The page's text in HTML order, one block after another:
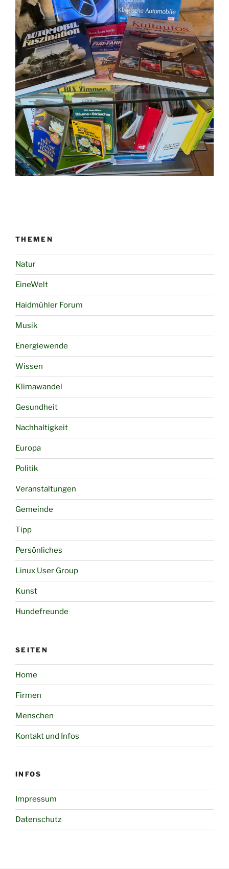
THEMEN
Natur
EineWelt
Haidmühler Forum
Musik
Energiewende
Wissen
Klimawandel
Gesundheit
Nachhaltigkeit
Europa
Politik
Veranstaltungen
Gemeinde
Tipp
Persönliches
Linux User Group
Kunst
Hundefreunde
SEITEN
Home
Firmen
Menschen
Kontakt und Infos
INFOS
Impressum
Datenschutz